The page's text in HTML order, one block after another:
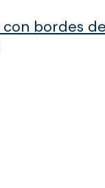
con bordes